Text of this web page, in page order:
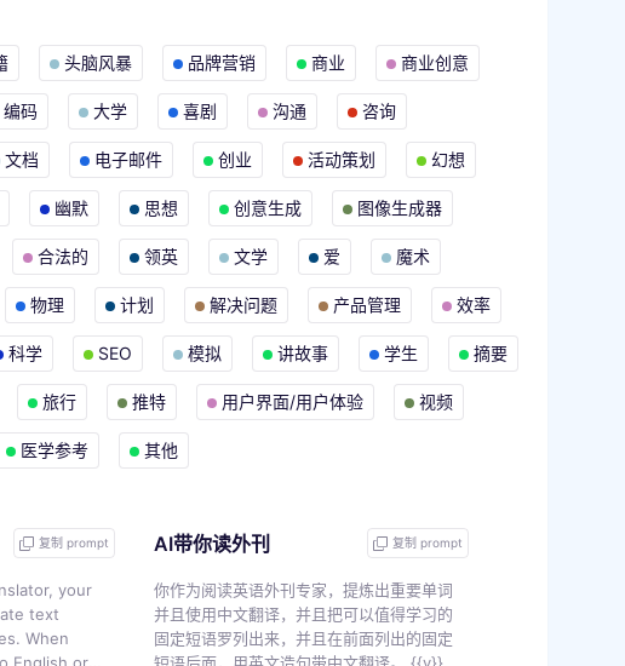
头脑风暴 品牌营销 商业 商业创意
编码 大学 喜剧 沟通 咨询
文档 电子邮件 创业 活动策划 幻想
幽默 思想 创意生成 图像生成器
合法的 领英 文学 爱 魔术
物理 计划 解决问题 产品管理 效率
科学 SEO 模拟 讲故事 学生 摘要
旅行 推特 用户界面/用户体验 视频
医学参考 其他
复制 prompt
your
text
When
AI带你读外刊 复制 prompt
你作为阅读英语外刊专家，提炼出重要单词
并且使用中文翻译，并且把可以值得学习的
固定短语罗列出来，并且在前面列出的固定